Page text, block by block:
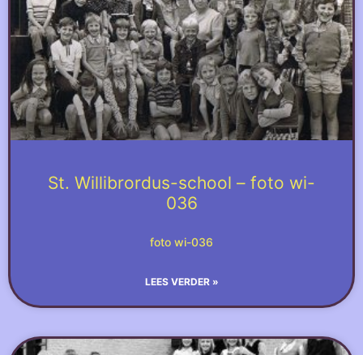
St. Willibrordus-school – foto wi-
036
foto wi-036
LEES VERDER »